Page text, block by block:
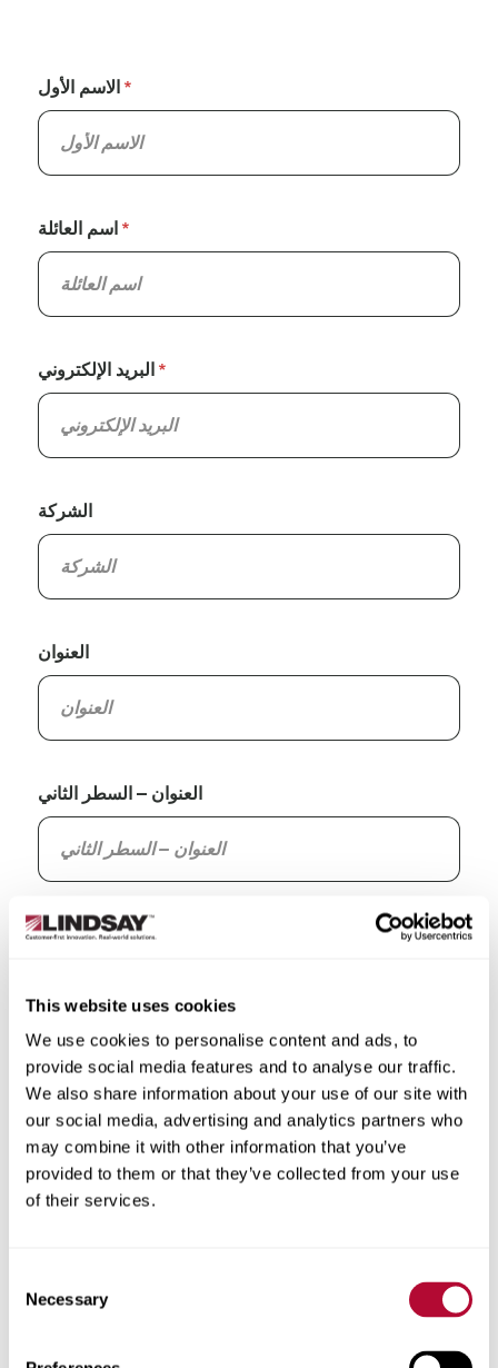
This website uses cookies
We use cookies to personalise content and ads, to
provide social media features and to analyse our traffic.
We also share information about your use of our site with
our social media, advertising and analytics partners who
may combine it with other information that you’ve
provided to them or that they’ve collected from your use
of their services.
Selection
Necessary
الاسم الأول
اسم العائلة
البريد الإلكتروني
الشركة
العنوان
العنوان – السطر الثاني
الدولة
الولاية/المقاطعة
الرمز البريدي